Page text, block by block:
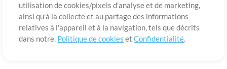
utilisation de cookies/pixels d'analyse et de marketing,
ainsi qu'à la collecte et au partage des informations
relatives à l'appareil et à la navigation, tels que décrits
dans notre. Politique de cookies etConfidentialité.